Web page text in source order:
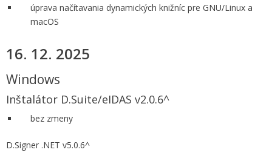
úprava načítavania dynamických knižníc pre GNU/Linux a
macOS
16. 12. 2025
Windows
Inštalátor D.Suite/eIDAS v2.0.6^
bez zmeny
D.Signer .NET v5.0.6^